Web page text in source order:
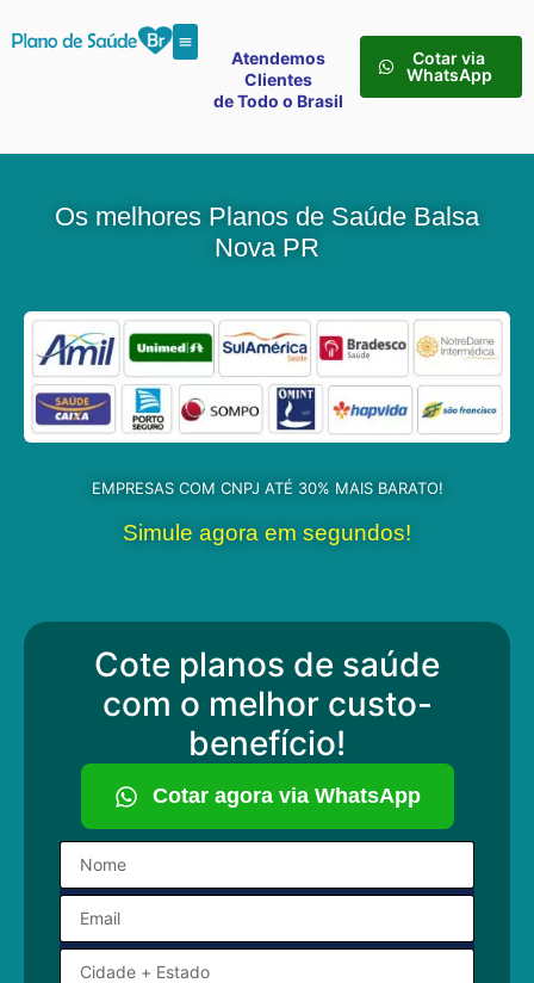
Atendemos
Clientes
de Todo o Brasil
Cotar via
WhatsApp
Os melhores Planos de Saúde Balsa
Nova PR
EMPRESAS COM CNPJ ATÉ 30% MAIS BARATO!
Simule agora em segundos!
Cote planos de saúde
com o melhor custo-
benefício!
Cotar agora via WhatsApp